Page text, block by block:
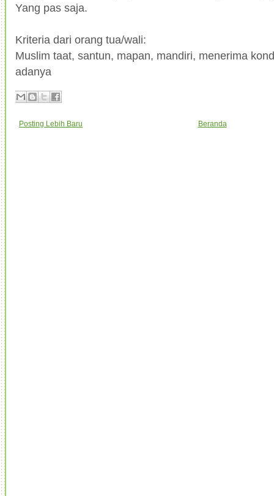
Yang pas saja.
Kriteria dari orang tua/wali:
Muslim taat, santun, mapan, mandiri, menerima
adanya
Posting Lebih Baru Beranda